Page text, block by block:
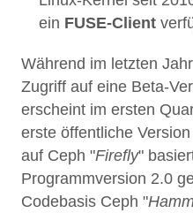
ein FUSE-Client
Während im letzten
Zugriff auf eine Beta-
erscheint im ersten
erste öffentliche
auf Ceph "Firefly"
Programmversion 2.0
Codebasis Ceph "